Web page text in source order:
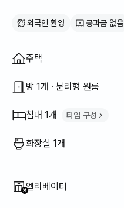
외국인 환영 공과금 없음
집 구조
주택
방 1개 · 분리형 원룸
침대 1개 타입 구성
화장실 1개
이용 불가:
엘리베이터